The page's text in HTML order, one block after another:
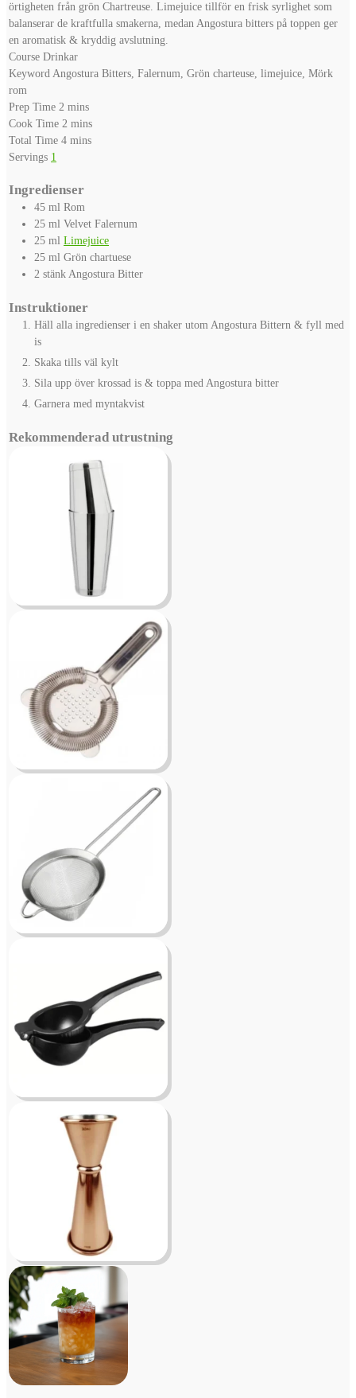
örtigheten från grön Chartreuse. Limejuice tillför en frisk syrlighet som
balanserar de kraftfulla smakerna, medan Angostura bitters på toppen ger
en aromatisk & kryddig avslutning.
Course Drinkar
Keyword Angostura Bitters, Falernum, Grön charteuse, limejuice, Mörk
rom
Prep Time 2 minutes
mins
Cook Time 2 minutes
mins
Total Time 4minutes
mins
Servings 1
Ingredienser
45 ml Rom
25 ml Velvet Falernum
25 ml Limejuice
25 ml Grön chartuese
2 stänkAngostura Bitter
Instruktioner
Häll alla ingredienser i en shaker utom Angostura Bittern & fyll med
is
Skaka tills väl kylt
Sila upp över krossad is & toppa med Angostura bitter
Garnera med myntakvist
Rekommenderad utrustning